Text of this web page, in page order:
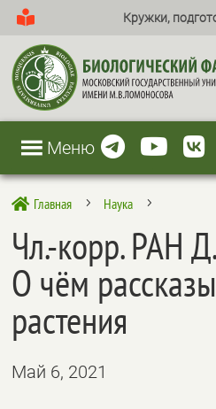
Кружки,
Меню
 Главная 5 Наука 5
Чл.-корр. РАН
О чём
растения
Май 6, 2021